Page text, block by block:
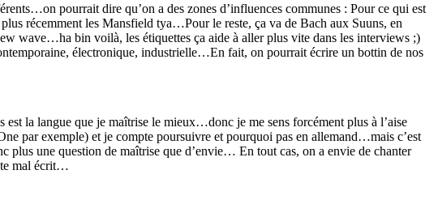
pourrait dire qu’on a des zones d’influences communes : Pour ce qui est
récemment les Mansfield tya…Pour le reste, ça va de Bach aux Suuns, en
wave…ha bin voilà, les étiquettes ça aide à aller plus vite dans les interviews ;)
électronique, industrielle…En fait, on pourrait écrire un bottin de nos
la langue que je maîtrise le mieux…donc je me sens forcément plus à l’aise
par exemple) et je compte poursuivre et pourquoi pas en allemand…mais c’est
plus une question de maîtrise que d’envie… En tout cas, on a envie de chanter
mal écrit…